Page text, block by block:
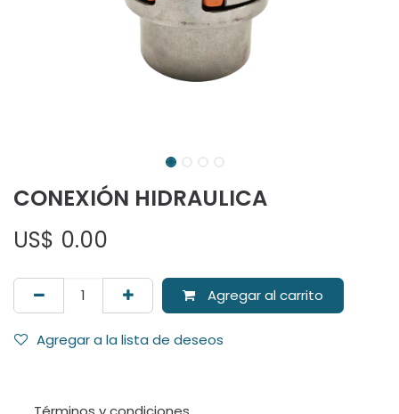
CONEXIÓN HIDRAULICA
US$ 0.00
Agregar al carrito
Agregar a la lista de deseos